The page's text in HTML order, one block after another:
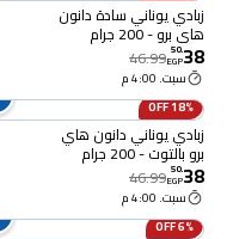
زبادي يوناني سادة دانون
هاي برو - 200 جرام
38
.
50
EGP
46.99
سبت. 4:00 م
18% OFF
زبادي يوناني دانون هاي
برو بالتوت - 200 جرام
38
.
50
EGP
46.99
سبت. 4:00 م
6% OFF